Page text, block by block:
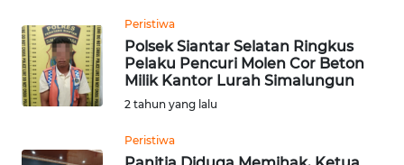
Peristiwa
Polsek Siantar Selatan Ringkus
Pelaku Pencuri Molen Cor Beton
Milik Kantor Lurah Simalungun
2 tahun yang lalu
Peristiwa
KALSEL
WN
KALTIM
SULSEL